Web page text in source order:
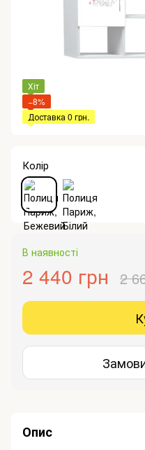
Хіт
−8%
Доставка 0 грн.
Колір
В наявності
2 440 грн 2
Опис